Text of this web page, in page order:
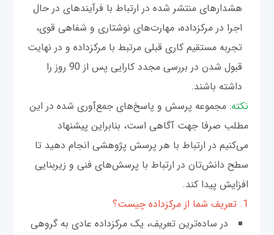
هشدارهای منتشر شده در ارتباط با فرآیندهای در حال
اجرا در مرکز‌داده، مهارت‌های نوشتاری و شفاهی قوی،
تجربه مستقیم کاری قبلی مرتبط با مرکز‌داده و در نهایت
قبول شدن در بررسی مجدد کارایی پس از 90 روز را
داشته باشند.
نکته: مجموعه پرسش‌ و پاسخ‌های جمع‌آوری شده در این
مطلب صرفا جهت آگاهی است، بنابراین پیشنهاد
می‌کنیم در ارتباط با هر پرسش پژوهشی انجام دهید تا
سطح دانش‌تان در ارتباط با پرسش‌های فنی و زیربنایی
افزایش پیدا کند.
1. تعریف شما از مرکز‌داده چیست؟
در ساده‌ترین تعریف، یک مرکز‌داده عادی به گروهی